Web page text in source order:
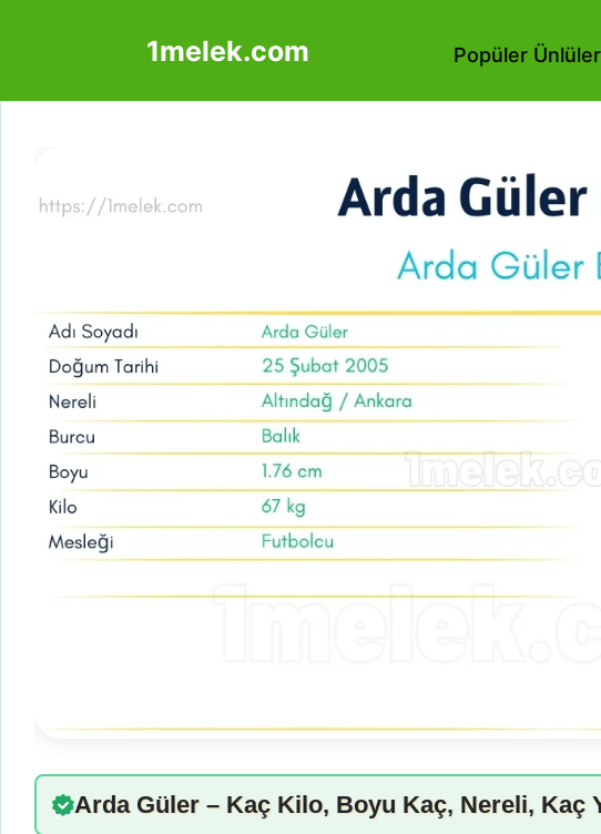
1melek.com Popüler Ünlüler
Arda Güler – Kaç Kilo, Boyu Kaç, Nereli, Kaç